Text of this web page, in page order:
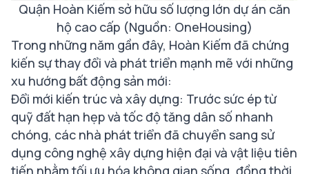
Quận Hoàn Kiếm sở hữu số lượng lớn dự án căn
hộ cao cấp (Nguồn: OneHousing)
Trong những năm gần đây, Hoàn Kiếm đã chứng
kiến sự thay đổi và phát triển mạnh mẽ với những
xu hướng bất động sản mới:
Đổi mới kiến trúc và xây dựng: Trước sức ép từ
quỹ đất hạn hẹp và tốc độ tăng dân số nhanh
chóng, các nhà phát triển đã chuyển sang sử
dụng công nghệ xây dựng hiện đại và vật liệu tiên